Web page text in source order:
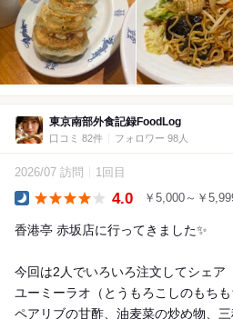
東京南部外食記録FoodLog
口コミ 82件 フォロワー 98人
2026/07 訪問 1回目
4.0 ￥5,000～￥
香港亭 赤坂店に行ってきました✨
今回は2人でいろいろ注文してシェア️
ユーミーラオ（とうもろこしのもち
ペアリブの甘酢、油麦菜の炒め物、